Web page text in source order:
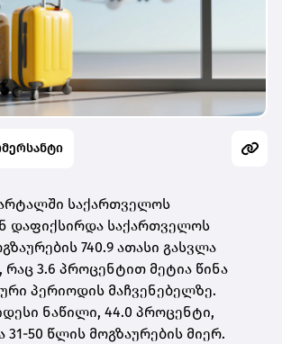
საქართველოს
დაფიქსირდა საქართველოს
740.9 ათასი გასვლა
რაც 3.6 პროცენტით მეტია წინა
პერიოდის მაჩვენებელზე.
ნაწილი, 44.0 პროცენტი,
50 წლის მოგზაურების მიერ.